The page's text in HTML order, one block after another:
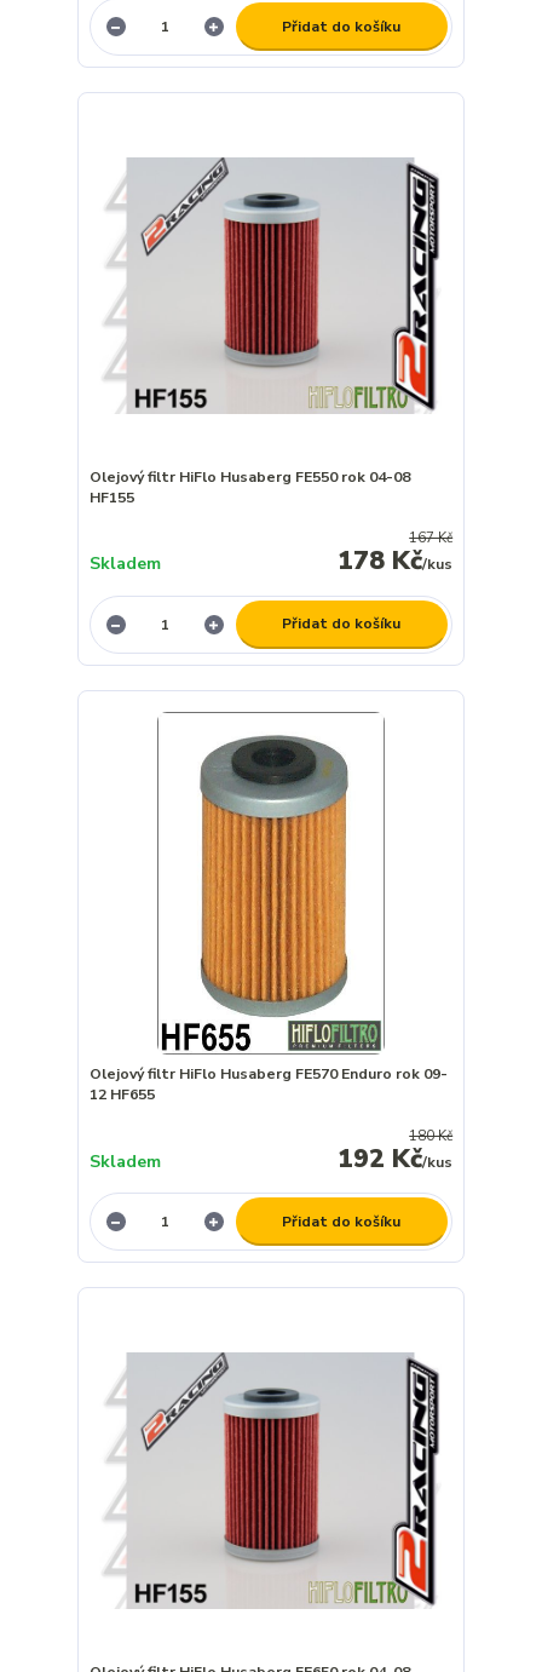
Přidat do košíku
Olejový filtr HiFlo Husaberg FE550 rok 04-08
HF155
167 Kč
178 Kč/kus
Skladem
Přidat do košíku
Olejový filtr HiFlo Husaberg FE570 Enduro rok 09-
12 HF655
180 Kč
192 Kč/kus
Skladem
Přidat do košíku